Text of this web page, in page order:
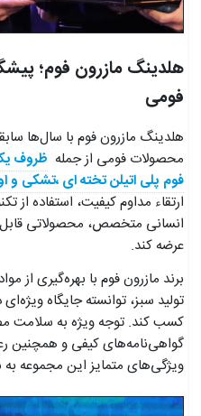
هلدینگ مازرون فوم؛
فومی
هلدینگ مازرون فوم با سال‌ها
محصولات فومی از جمله ظروف
فوم پلی اتیلن تخته ای ،تشکی و
ارتقاء مداوم کیفیت، استفاده
انسانی متخصص، محصولاتی
عرضه کند.
برند مازرون فوم با بهره‌گیری از
تولید سبز، توانسته جایگاه
کسب کند. توجه ویژه به سلامت
گواهی‌نامه‌های کیفی و همچنین
ویژگی‌های متمایز این مجموعه